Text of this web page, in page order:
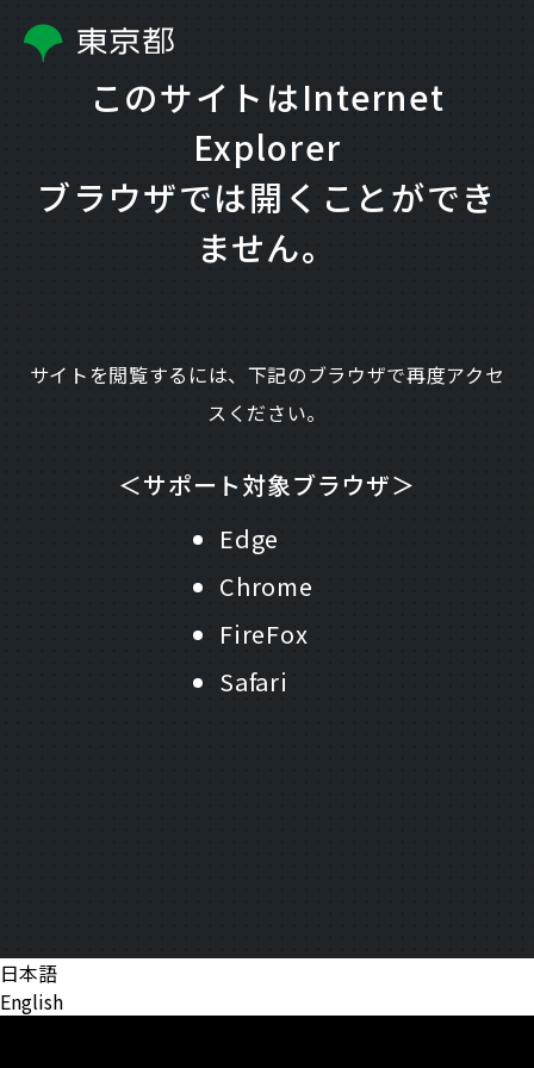
このサイトはInternet
Explorer
ブラウザでは開くことができ
ません。
サイトを閲覧するには、下記のブラウザで再度アクセ
スください。
＜サポート対象ブラウザ＞
Edge
Chrome
FireFox
Safari
日本語
English